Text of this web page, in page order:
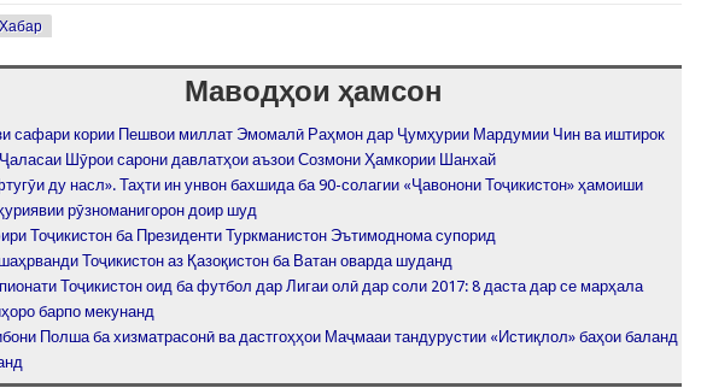
Хабар
Маводҳои ҳамсон
сафари кории Пешвои миллат Эмомалӣ Раҳмон дар Ҷумҳурии Мардумии Чин ва иштирок
Шӯрои сарони давлатҳои аъзои Созмони Ҳамкории Шанхай
ду насл». Таҳти ин унвон бахшида ба 90-солагии «Ҷавонони Тоҷикистон» ҳамоиши
рӯзноманигорон доир шуд
Тоҷикистон ба Президенти Туркманистон Эътимоднома супорид
Тоҷикистон аз Қазоқистон ба Ватан оварда шуданд
Тоҷикистон оид ба футбол дар Лигаи олӣ дар соли 2017: 8 даста дар се марҳала
барпо мекунанд
Полша ба хизматрасонӣ ва дастгоҳҳои Маҷмааи тандурустии «Истиқлол» баҳои баланд